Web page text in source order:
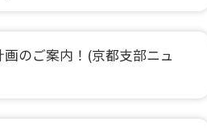
のご案内！(京都支部ニュ